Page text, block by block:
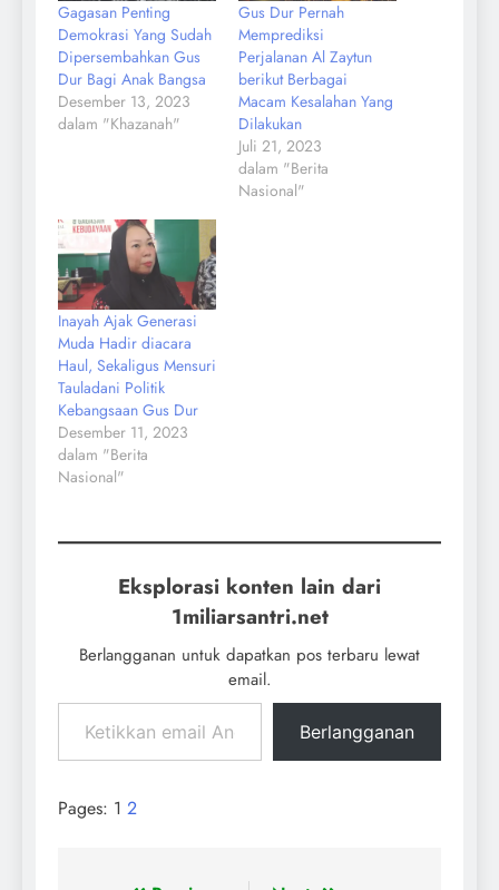
Gagasan Penting
Demokrasi Yang Sudah
Dipersembahkan Gus
Dur Bagi Anak Bangsa
Desember 13, 2023
dalam "Khazanah"
Gus Dur Pernah
Memprediksi
Perjalanan Al Zaytun
berikut Berbagai
Macam Kesalahan Yang
Dilakukan
Juli 21, 2023
dalam "Berita
Nasional"
Inayah Ajak Generasi
Muda Hadir diacara
Haul, Sekaligus Mensuri
Tauladani Politik
Kebangsaan Gus Dur
Desember 11, 2023
dalam "Berita
Nasional"
Eksplorasi konten lain dari
1miliarsantri.net
Berlangganan untuk dapatkan pos terbaru lewat
email.
Berlangganan
Pages: 1 2